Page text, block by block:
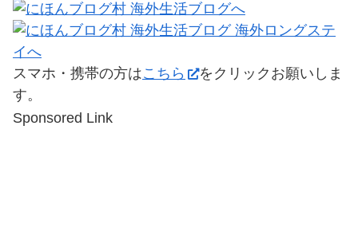
スマホ・携帯の方はこちら
をクリックお願いしま
す。
Sponsored Link